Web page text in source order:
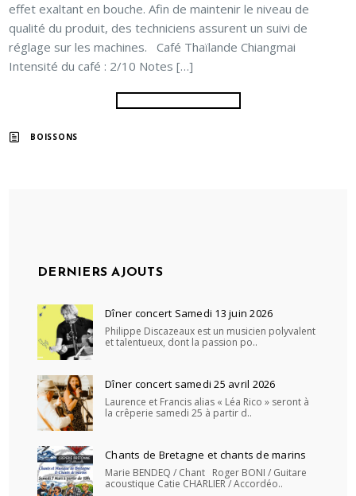
effet exaltant en bouche. Afin de maintenir le niveau de
qualité du produit, des techniciens assurent un suivi de
réglage sur les machines. Café Thaïlande Chiangmai
Intensité du café : 2/10 Notes […]
BOISSONS
DERNIERS AJOUTS
Dîner concert Samedi 13 juin 2026
Philippe Discazeaux est un musicien polyvalent
et talentueux, dont la passion po..
Dîner concert samedi 25 avril 2026
Laurence et Francis alias « Léa Rico » seront à
la crêperie samedi 25 à partir d..
Chants de Bretagne et chants de marins
Marie BENDEQ / Chant Roger BONI / Guitare
acoustique Catie CHARLIER / Accordéo..